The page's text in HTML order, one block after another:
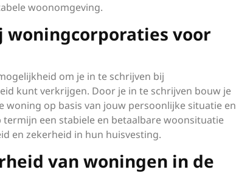
woonomgeving.
voor
om je in te schrijven bij
kunt verkrijgen. Door je in te schrijven bouw je
woning op basis van jouw persoonlijke situatie en
een stabiele en betaalbare woonsituatie
en zekerheid in hun huisvesting.
van woningen in de